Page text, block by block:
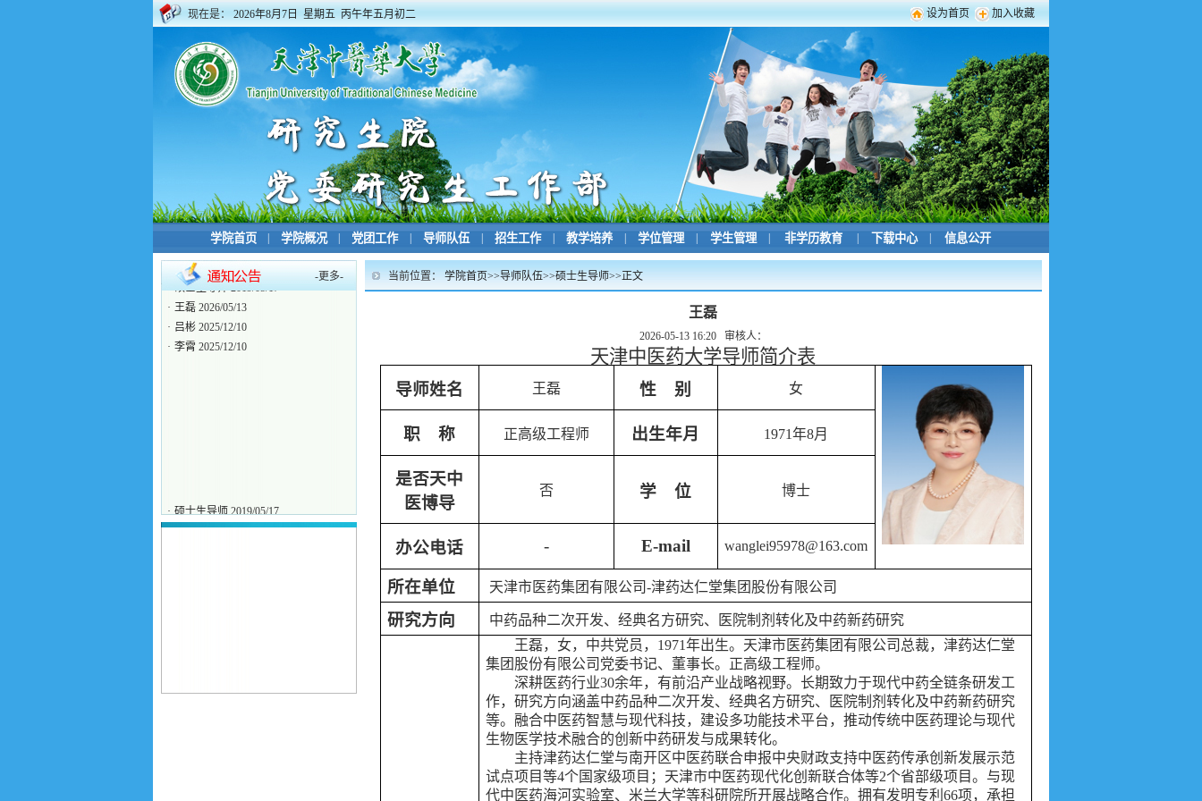
现在是： 2026年8月7日 星期五 丙午年五月初二 设为首页 加入收藏
学院首页 学院概况 党团工作 导师队伍 招生工作 教学培养 学位管理 学生管理 非学历教育 下载中心 信息公开
-更多-
硕士生导师
2019/05/17
· 王磊 2026/05/13
· 吕彬 2025/12/10
· 李霄 2025/12/10
· 硕士生导师 2019/05/17
· 王磊 2026/05/13
当前位置： 学院首页>>导师队伍>>硕士生导师>>正文
王磊
2026-05-13 16:20 审核人：
天津中医药大学导师简介表
导师姓名 王磊 性 别 女
职 称 正高级工程师 出生年月 1971年8月
是否天中
医博导
否 学 位 博士
办公电话 - E-mail wanglei95978@163.com
所在单位 天津市医药集团有限公司-津药达仁堂集团股份有限公司
研究方向
中药品种二次开发、经典名方研究、医院制剂转化及中药新药研究
王磊，女，中共党员， 1971年出生。天津市医药集团有限公司总裁，津药达仁堂
集团股份有限公司党委书记、董事长。正高级工程师。
深耕医药行业30余年，有前沿产业战略视野。长期致力于现代中药全链条研发工
作，研究方向涵盖中药品种二次开发、经典名方研究、医院制剂转化及中药新药研究
等。融合中医药智慧与现代科技，建设多功能技术平台，推动传统中医药理论与现代
生物医学技术融合的创新中药研发与成果转化。
主持津药达仁堂与南开区中医药联合申报中央财政支持中医药传承创新发展示范
试点项目等4个国家级项目；天津市中医药现代化创新联合体等2个省部级项目。与现
代中医药海河实验室、米兰大学等科研院所开展战略合作。拥有发明专利66项，承担